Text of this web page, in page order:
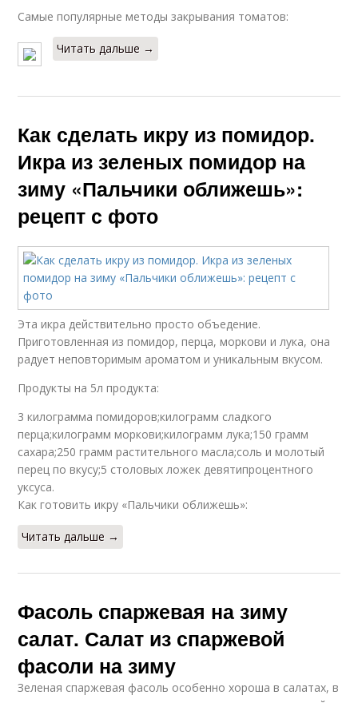
Самые популярные методы закрывания томатов:
Читать дальше →
Как сделать икру из помидор.
Икра из зеленых помидор на
зиму «Пальчики оближешь»:
рецепт с фото
Эта икра действительно просто объедение.
Приготовленная из помидор, перца, моркови и лука, она
радует неповторимым ароматом и уникальным вкусом.
Продукты на 5л продукта:
3 килограмма помидоров;килограмм сладкого
перца;килограмм моркови;килограмм лука;150 грамм
сахара;250 грамм растительного масла;соль и молотый
перец по вкусу;5 столовых ложек девятипроцентного
уксуса.
Как готовить икру «Пальчики оближешь»:
Читать дальше →
Фасоль спаржевая на зиму
салат. Салат из спаржевой
фасоли на зиму
Зеленая спаржевая фасоль особенно хороша в салатах, в